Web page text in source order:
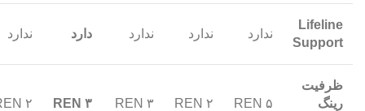
Lifeline
Support
ندارد ندارد ندارد دارد ندارد
ظرفیت
رینگ
۵ REN ۲ REN ۳ REN ۳ REN ۲ REN